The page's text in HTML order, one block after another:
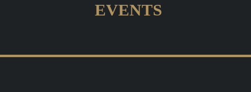
EVENTS